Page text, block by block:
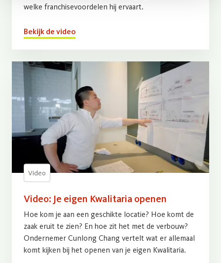
welke franchisevoordelen hij ervaart.
Bekijk de video
Video
Video: Je eigen Kwalitaria openen
Hoe kom je aan een geschikte locatie? Hoe komt de
zaak eruit te zien? En hoe zit het met de verbouw?
Ondernemer Cunlong Chang vertelt wat er allemaal
komt kijken bij het openen van je eigen Kwalitaria.